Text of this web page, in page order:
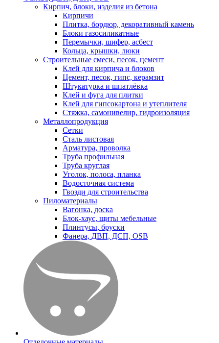
Кирпич, блоки, изделия из бетона
Кирпичи
Плитка, бордюр, декоративный камень
Блоки газосиликатные
Перемычки, шифер, асбест
Кольца, крышки, люки
Строительные смеси, песок, цемент
Клей для кирпича и блоков
Цемент, песок, гипс, керамзит
Штукатурка и шпатлёвка
Клей и фуга для плитки
Клей для гипсокартона и утеплителя
Стяжка, самонивелир, гидроизоляция
Металлопродукция
Сетки
Сталь листовая
Арматура, проволка
Труба профильная
Труба круглая
Уголок, полоса, планка
Водосточная система
Гвозди для строительства
Пиломатериалы
Вагонка, доска
Блок-хаус, щиты мебельные
Плинтусы, бруски
Фанера, ДВП, ДСП, OSB